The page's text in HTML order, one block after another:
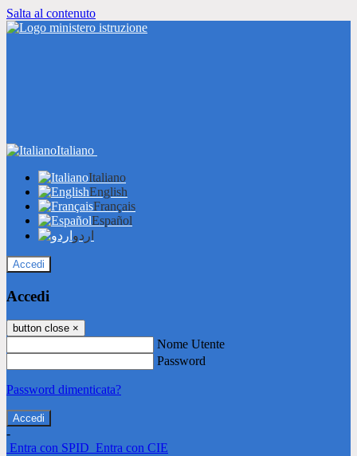
Salta al contenuto
Italiano
Italiano
English
Français
Español
اردو
Accedi
Accedi
button close ×
Nome Utente
Password
Password dimenticata?
-
Entra con SPID Entra con CIE